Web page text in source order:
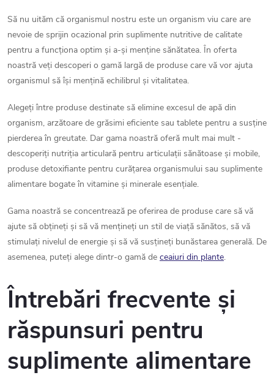
r
o
l
u
l
l
i
s
t
ă
r
i
l
o
r
i
n
a
r
e
Să nu uităm că organismul nostru este un organism viu care are
nevoie de sprijin ocazional prin suplimente nutritive de calitate
pentru a funcționa optim și a-și menține sănătatea. În oferta
noastră veți descoperi o gamă largă de produse care vă vor ajuta
organismul să își mențină echilibrul și vitalitatea.
Alegeți între produse destinate să elimine excesul de apă din
organism, arzătoare de grăsimi eficiente sau tablete pentru a susține
pierderea în greutate. Dar gama noastră oferă mult mai mult -
descoperiți nutriția articulară pentru articulații sănătoase și mobile,
produse detoxifiante pentru curățarea organismului sau suplimente
alimentare bogate în vitamine și minerale esențiale.
Gama noastră se concentrează pe oferirea de produse care să vă
ajute să obțineți și să vă mențineți un stil de viață sănătos, să vă
stimulați nivelul de energie și să vă susțineți bunăstarea generală. De
asemenea, puteți alege dintr-o gamă de ceaiuri din plante.
Întrebări frecvente și
răspunsuri pentru
suplimente alimentare